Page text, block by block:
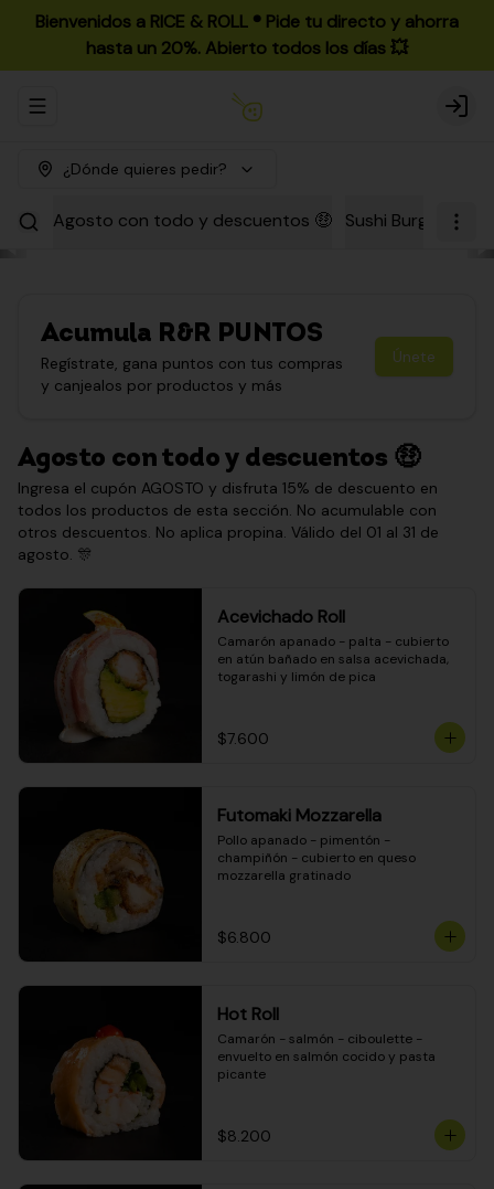
Bienvenidos a RICE & ROLL ®️ Pide tu directo y ahorra
hasta un 20%. Abierto todos los días 💥
Abrir menu de navegación Login
¿Dónde quieres pedir?
Agosto con todo y descuentos 🤑 Sushi Burgers
Acumula R&R PUNTOS
Regístrate, gana puntos con tus compras
y canjealos por productos y más
Únete
Agosto con todo y descuentos 🤑
Ingresa el cupón AGOSTO y disfruta 15% de descuento en
todos los productos de esta sección. No acumulable con
otros descuentos. No aplica propina. Válido del 01 al 31 de
agosto. 🎊
Acevichado Roll
Camarón apanado - palta - cubierto
en atún bañado en salsa acevichada,
togarashi y limón de pica
$7.600
Futomaki Mozzarella
Pollo apanado - pimentón -
champiñón - cubierto en queso
mozzarella gratinado
$6.800
Hot Roll
Camarón - salmón - ciboulette -
envuelto en salmón cocido y pasta
picante
$8.200